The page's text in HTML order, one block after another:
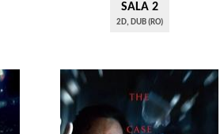
SALA 2
2D, DUB (RO)